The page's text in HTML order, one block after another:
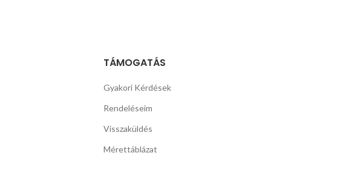
TÁMOGATÁS
Gyakori Kérdések
Rendeléseim
Visszaküldés
Mérettáblázat